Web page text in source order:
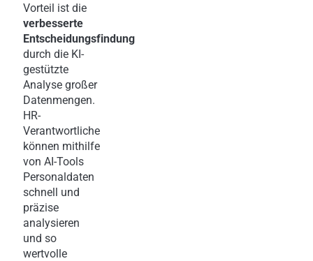
Vorteil ist die
verbesserte
Entscheidungsfindung
durch die KI-
gestützte
Analyse großer
Datenmengen.
HR-
Verantwortliche
können mithilfe
von AI-Tools
Personaldaten
schnell und
präzise
analysieren
und so
wertvolle